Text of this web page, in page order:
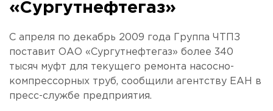
«Сургутнефтегаз»
С апреля по декабрь 2009 года Группа ЧТПЗ
поставит ОАО «Сургутнефтегаз» более 340
тысяч муфт для текущего ремонта насосно-
компрессорных труб, сообщили агентству ЕАН в
пресс-службе предприятия.